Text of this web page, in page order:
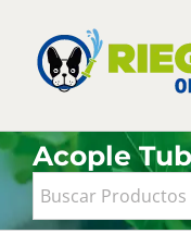
contenido
Acople